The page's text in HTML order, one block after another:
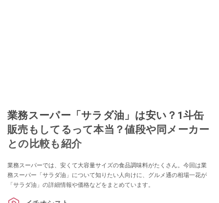
業務スーパー「サラダ油」は安い？1斗缶
販売もしてるって本当？値段や同メーカー
との比較も紹介
業務スーパーでは、安くて大容量サイズの食品調味料がたくさん。今回は業
務スーパー「サラダ油」について知りたい人向けに、グルメ通の相場一花が
「サラダ油」の詳細情報や価格などをまとめています。